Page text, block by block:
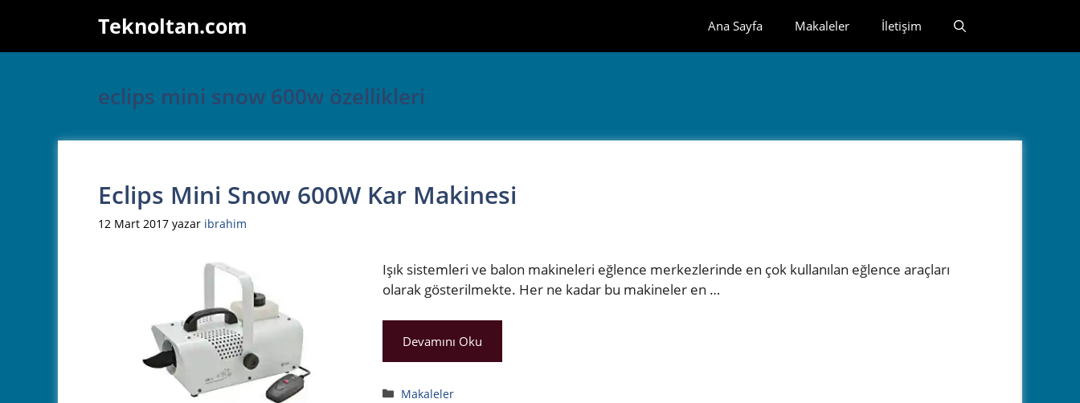
Teknoltan.com Ana Sayfa Makaleler İletişim
eclips mini snow 600w özellikleri
Eclips Mini Snow 600W Kar Makinesi
12 Mart 2017 yazar ibrahim
Işık sistemleri ve balon makineleri eğlence merkezlerinde en çok kullanılan eğlence araçları
olarak gösterilmekte. Her ne kadar bu makineler en …
Devamını Oku
Kategoriler
Makaleler